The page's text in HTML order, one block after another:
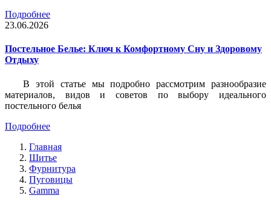
Подробнее
23.06.2026
Постельное Белье: Ключ к Комфортному Сну и Здоровому
Отдыху
В этой статье мы подробно рассмотрим разнообразие
материалов, видов и советов по выбору идеального
постельного белья
Подробнее
Главная
Шитье
Фурнитура
Пуговицы
Gamma